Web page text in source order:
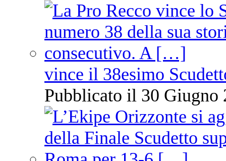
vince il 38esimo
Pubblicato il 30 Giugno